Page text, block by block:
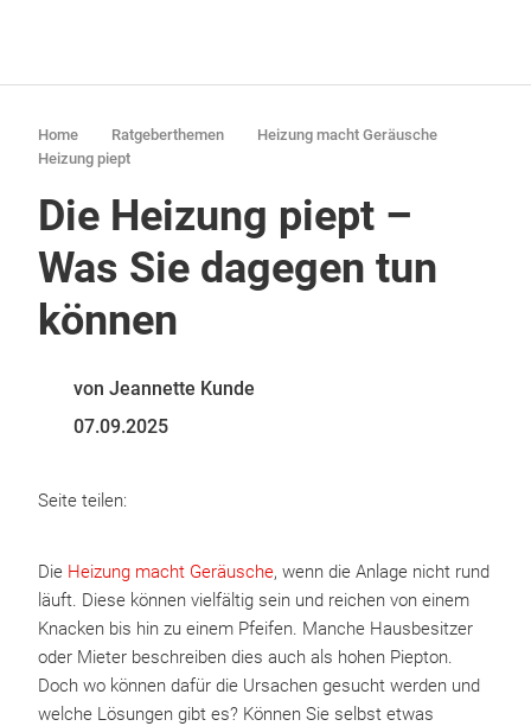
Home Ratgeberthemen
Heizung macht Geräusche
Heizung piept
Die Heizung piept –
Was Sie dagegen tun
können
von Jeannette Kunde
07.09.2025
Seite teilen:
Die Heizung macht Geräusche, wenn die Anlage nicht rund
läuft. Diese können vielfältig sein und reichen von einem
Knacken bis hin zu einem Pfeifen. Manche Hausbesitzer
oder Mieter beschreiben dies auch als hohen Piepton.
Doch wo können dafür die Ursachen gesucht werden und
welche Lösungen gibt es? Können Sie selbst etwas